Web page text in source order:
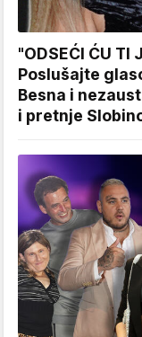
"ODSEĆI ĆU TI
Poslušajte
Besna i
i pretnje